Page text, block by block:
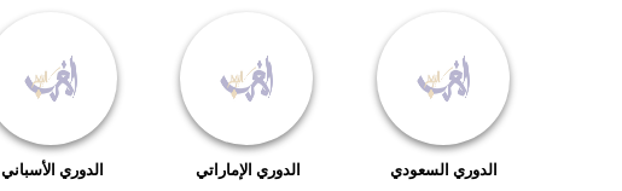
الدوري السعودي الدوري الإماراتي الدوري الأسباني